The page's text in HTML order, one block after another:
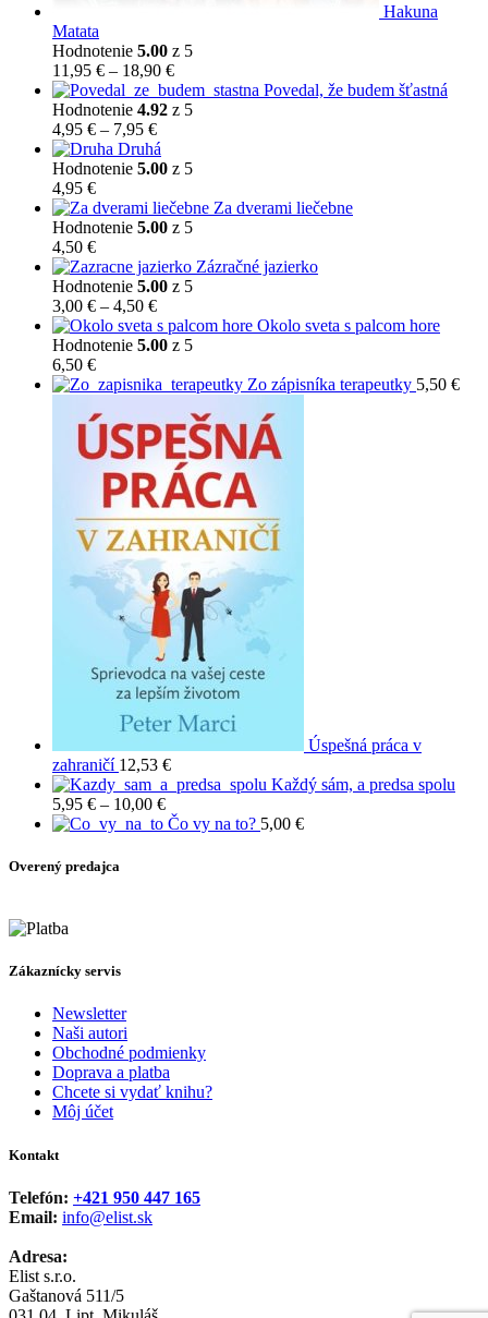
Hakuna
Matata
Hodnotenie 5.00 z 5
11,95 € – 18,90 €Price
range:
11,95 €
Povedal, že budem šťastná
Hodnotenie 4.92 z 5
4,95 € – 7,95 €Price
range:
4,95 €
7,95 €
Druhá
Hodnotenie 5.00 z 5
4,95 €
Za dverami liečebne
Hodnotenie 5.00 z 5
4,50 €
Zázračné jazierko
Hodnotenie 5.00 z 5
3,00 € – 4,50 €Price
range:
3,00 €
4,50 €
Okolo sveta s palcom hore
Hodnotenie 5.00 z 5
6,50 €
Zo zápisníka terapeutky 5,50 €
Úspešná práca v
zahraničí 12,53 €
Každý sám, a predsa spolu
5,95 € – 10,00 €Price
range:
Čo vy na to? 5,00 €
Overený predajca
Zákaznícky servis
Newsletter
Naši autori
Obchodné podmienky
Doprava a platba
Chcete si vydať knihu?
Môj účet
Kontakt
Telefón: +421 950 447 165
Email: info@elist.sk
Adresa:
Elist s.r.o.
Gaštanová 511/5